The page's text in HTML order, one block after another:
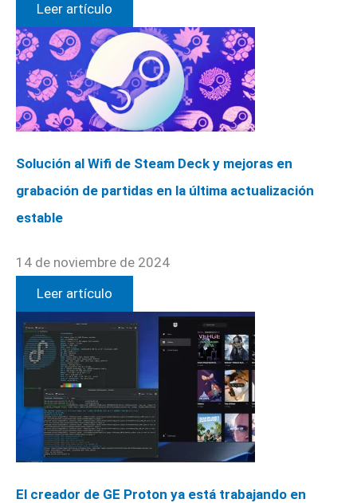
Leer artículo
Solución al Wifi de Steam Deck y mejoras en
grabación de partidas en la última actualización
estable
14 de noviembre de 2024
Leer artículo
El creador de GE Proton ya está trabajando en